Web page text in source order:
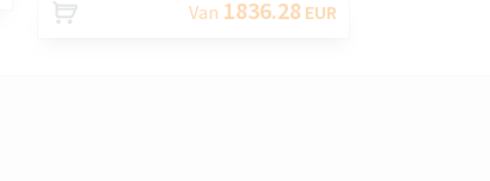
Van 1836.28 EUR